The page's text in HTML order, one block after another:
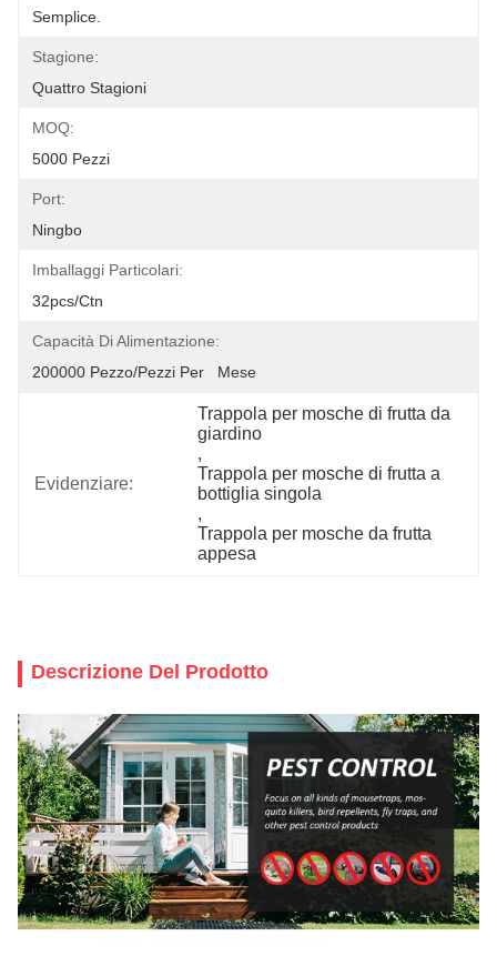
Semplice.
Stagione:
Quattro Stagioni
MOQ:
5000 Pezzi
Port:
Ningbo
Imballaggi Particolari:
32pcs/ctn
Capacità Di Alimentazione:
200000 Pezzo/pezzi Per   Mese
Evidenziare:
Trappola per mosche di frutta da
giardino
,
Trappola per mosche di frutta a
bottiglia singola
,
Trappola per mosche da frutta
appesa
Descrizione Del Prodotto